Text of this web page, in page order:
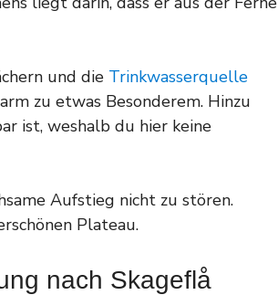
und die Trinkwasserquelle
zu etwas Besonderem. Hinzu
ist, weshalb du hier keine
Aufstieg nicht zu stören.
Plateau.
nach Skageflå